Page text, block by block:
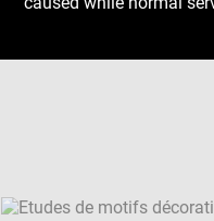
SKIP IMAGE CAROUSEL
Download
Next
Previous